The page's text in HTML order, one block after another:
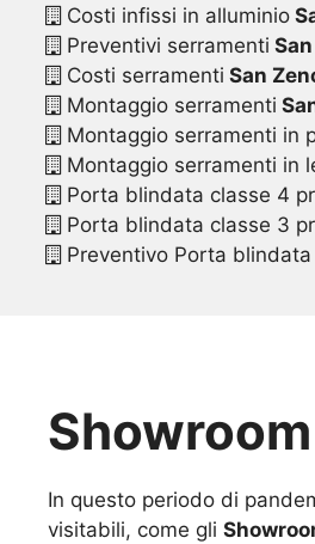
Costi infissi in alluminio
Preventivi serramenti
Costi serramenti San
Montaggio serramenti
Montaggio serramenti in
Montaggio serramenti in
Porta blindata classe 4
Porta blindata classe 3
Preventivo Porta blindata
In questo periodo di
visitabili, come gli